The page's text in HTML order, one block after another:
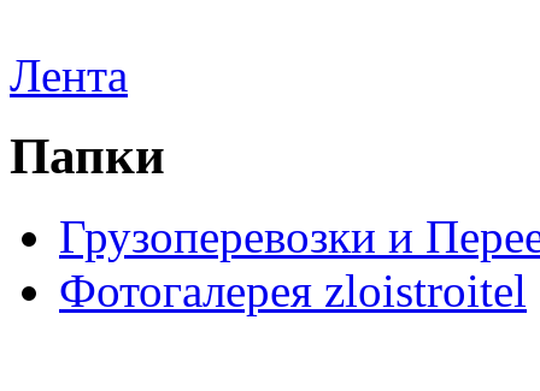
Лента
Папки
Грузоперевозки и
Фотогалерея zloistroitel